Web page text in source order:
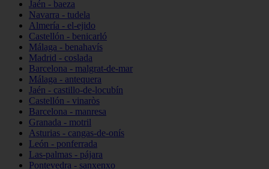
Jaén - baeza
Navarra - tudela
Almería - el-ejido
Castellón - benicarló
Málaga - benahavís
Madrid - coslada
Barcelona - malgrat-de-mar
Málaga - antequera
Jaén - castillo-de-locubín
Castellón - vinaròs
Barcelona - manresa
Granada - motril
Asturias - cangas-de-onís
León - ponferrada
Las-palmas - pájara
Pontevedra - sanxenxo